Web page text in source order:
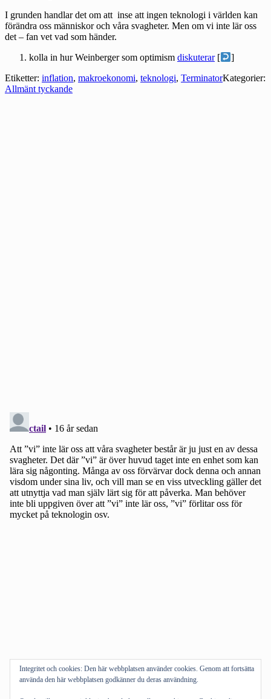
I grunden handlar det om att inse att ingen teknologi i världen kan
förändra oss människor och våra svagheter. Men om vi inte lär oss
det – fan vet vad som händer.
kolla in hur Weinberger som optimism diskuterar[
]
Etiketter: inflation, makroekonomi, teknologi, TerminatorKategorier:
Allmänt tyckande
Integritet och cookies: Den här webbplatsen använder cookies. Genom att fortsätta
använda den här webbplatsen godkänner du deras användning.